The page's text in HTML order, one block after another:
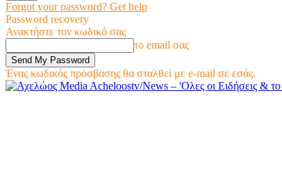
Forgot your password? Get help
Password recovery
Ανακτήστε τον κωδικό σας
το email σας
Ένας κωδικός πρόσβασης θα σταλθεί με e-mail σε εσάς.
Acheloostv/News – 'Ολες οι Ειδήσεις &